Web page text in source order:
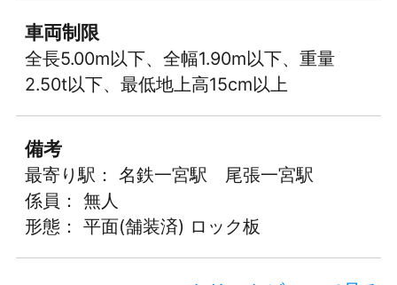
車両制限
全長5.00m以下、全幅1.90m以下、重量
2.50t以下、最低地上高15cm以上
備考
最寄り駅： 名鉄一宮駅 尾張一宮駅
係員： 無人
形態： 平面(舗装済) ロック板